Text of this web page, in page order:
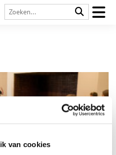
van cookies